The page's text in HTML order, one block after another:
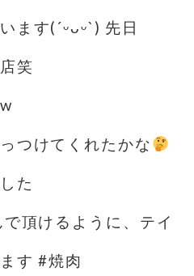
ます(´ᵕᴗᵕ`) 先日️
笑
つけてくれたかな
た
頂けるように、テイ
す #焼肉